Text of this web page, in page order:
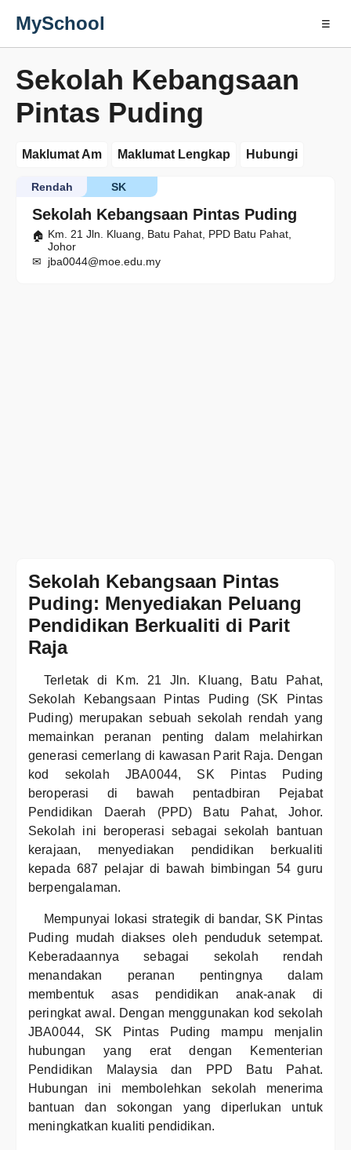
MySchool ☰
Sekolah Kebangsaan
Pintas Puding
Maklumat Am Maklumat Lengkap Hubungi
Sekolah Kebangsaan Pintas Puding
SK
Rendah
Km. 21 Jln. Kluang, Batu Pahat, PPD Batu Pahat,
Johor
jba0044@moe.edu.my
Sekolah Kebangsaan Pintas
Puding: Menyediakan Peluang
Pendidikan Berkualiti di Parit
Raja
Terletak di Km. 21 Jln. Kluang, Batu Pahat,
Sekolah Kebangsaan Pintas Puding (SK Pintas
Puding) merupakan sebuah sekolah rendah yang
memainkan peranan penting dalam melahirkan
generasi cemerlang di kawasan Parit Raja. Dengan
kod sekolah JBA0044, SK Pintas Puding
beroperasi di bawah pentadbiran Pejabat
Pendidikan Daerah (PPD) Batu Pahat, Johor.
Sekolah ini beroperasi sebagai sekolah bantuan
kerajaan, menyediakan pendidikan berkualiti
kepada 687 pelajar di bawah bimbingan 54 guru
berpengalaman.
Mempunyai lokasi strategik di bandar, SK Pintas
Puding mudah diakses oleh penduduk setempat.
Keberadaannya sebagai sekolah rendah
menandakan peranan pentingnya dalam
membentuk asas pendidikan anak-anak di
peringkat awal. Dengan menggunakan kod sekolah
JBA0044, SK Pintas Puding mampu menjalin
hubungan yang erat dengan Kementerian
Pendidikan Malaysia dan PPD Batu Pahat.
Hubungan ini membolehkan sekolah menerima
bantuan dan sokongan yang diperlukan untuk
meningkatkan kualiti pendidikan.